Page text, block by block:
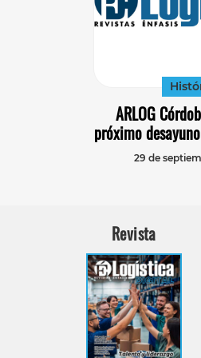
ARLOG
próximo
29 de
Revista